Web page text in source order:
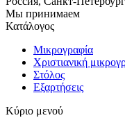
Мы принимаем
Κατάλογος
Μικρογραφία
Χριστιανική
Στόλος
Εξαρτήσεις
Κύριο μενού